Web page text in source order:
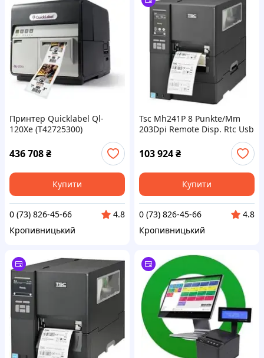
Принтер Quicklabel Ql-
120Xe (T42725300)
436 708₴
Купити
0 (73) 826-45-66
4.8
Кропивницький
Tsc Mh241P 8 Punkte/Mm
203Dpi Remote Disp. Rtc Usb
RS232 Ethernet - Принтер
етикеток (MH241PA0010302)
103 924₴
Купити
0 (73) 826-45-66
4.8
Кропивницький